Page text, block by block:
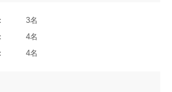
3名
4名
4名